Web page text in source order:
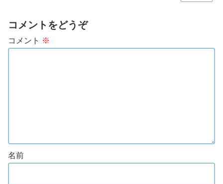
コメントをどうぞ
コメント ※
名前